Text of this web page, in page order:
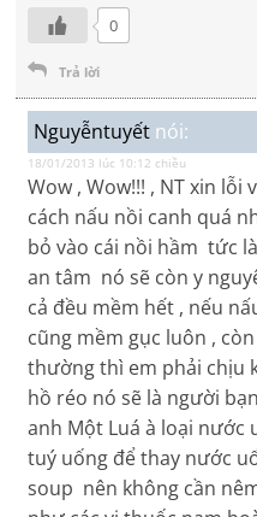
0
Trả lời
Nguyễntuyết nói:
18/01/2013 lúc 10:12 chiều
Wow , Wow!!! , NT xin lỗi
cách nấu nồi canh quá
bỏ vào cái nồi hầm tức
an tâm nó sẽ còn y
cả đều mềm hết , nếu
cũng mềm gục luôn ,
thường thì em phải chịu
hồ réo nó sẽ là người
anh Một Luá à loại nước
tuý uống để thay nước
soup nên không cần